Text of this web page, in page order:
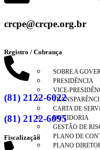
SOBRE A
PRESIDÊNCIA
VICE-
CARTA DE
OUVIDORIA
GESTÃO DE
PLANO DE
PLANO
crcpe@crcpe.org.br
Registro / Cobrança
(81) 2122-6022
(81) 2122-6095
Fiscalização